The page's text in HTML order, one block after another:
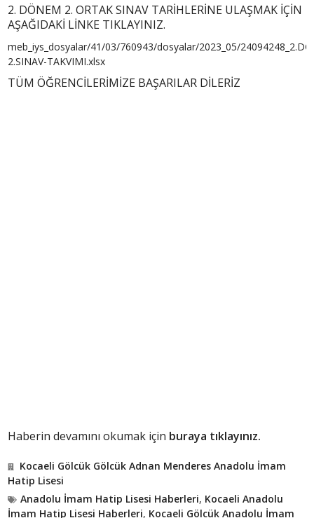
2. DÖNEM 2. ORTAK SINAV TARİHLERİNE ULAŞMAK İÇİN
AŞAĞIDAKİ LİNKE TIKLAYINIZ.
meb_iys_dosyalar/41/03/760943/dosyalar/2023_05/
2.SINAV-TAKVIMI.xlsx
TÜM ÖĞRENCİLERİMİZE BAŞARILAR DİLERİZ
Haberin devamını okumak için buraya tıklayınız.
Kocaeli Gölcük Gölcük Adnan Menderes Anadolu İmam
Hatip Lisesi
Anadolu İmam Hatip Lisesi Haberleri, Kocaeli Anadolu
İmam Hatip Lisesi Haberleri, Kocaeli Gölcük Anadolu İmam